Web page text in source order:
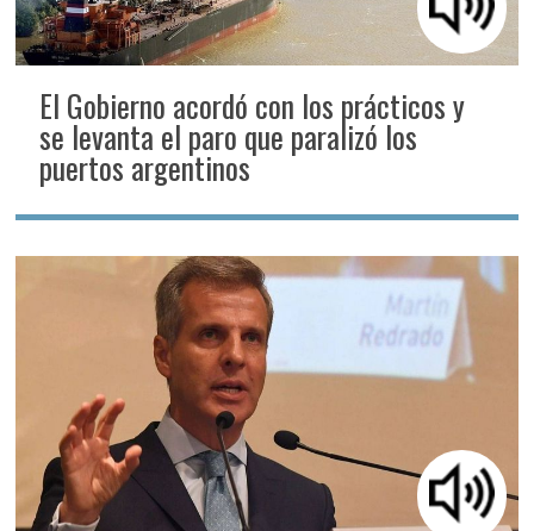
El Gobierno acordó con los prácticos y
se levanta el paro que paralizó los
puertos argentinos